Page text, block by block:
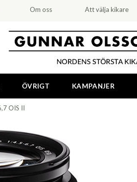
Om oss Att välja kikare
ÖVRIGT KAMPANJER
OIS II